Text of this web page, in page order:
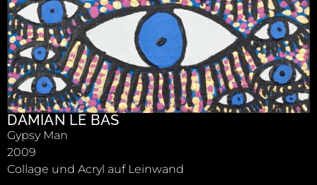
DAMIAN LE BAS
Gypsy Man
2009
Collage und Acryl auf Leinwand